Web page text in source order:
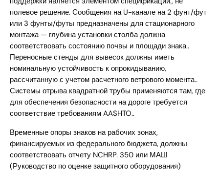
полевое решение. Сообщения на U-канале на 2 фунт/фут
или 3 фунты/футы предназначены для стационарного
монтажа — глубина установки столба должна
соответствовать состоянию почвы и площади знака..
Переносные стенды для вывесок должны иметь
номинальную устойчивость к опрокидыванию,
рассчитанную с учетом расчетного ветрового момента..
Системы отрыва квадратной трубы применяются там, где
для обеспечения безопасности на дороге требуется
соответствие требованиям AASHTO..
Временные опоры знаков на рабочих зонах,
финансируемых из федерального бюджета, должны
соответствовать отчету NCHRP. 350 или МАШ
(Руководство по оценке защитного оборудования)